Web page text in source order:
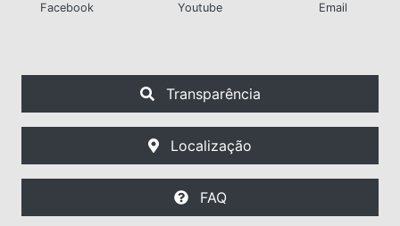
Facebook Youtube Email
Transparência
Localização
FAQ